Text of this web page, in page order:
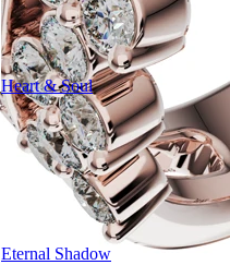
Heart & Soul
Eternal Shadow